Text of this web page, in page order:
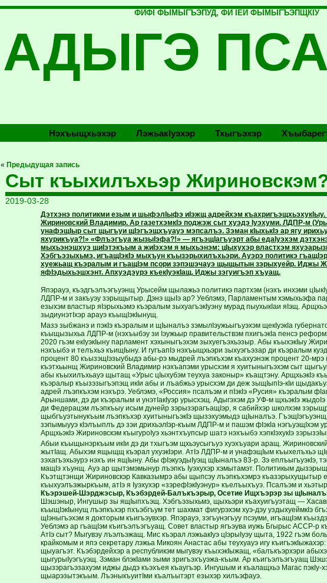
ФИФI ФЫМЫГЪЭПУД, ФИ IЕЙ ФЫМЫГЪЭПЩКIУ
АДЫГЭ
Нэхъыщхьэхэр Лэжьакlуэхэр Тхыгъэхэр
« Предыдущая запись
Сыт къыхилъхьэр
2019-03-28
Дэтхэнэ политикми езым и шыфэлIыфэ иIэжщ адрейхэм
Жириновский Владимир. Ар газетхэмкIэ поджэж сыт хуэдэ Iуэхуми. ЛДПР-м
унафэщIыр сыт щыгъуи щIэгъэщхъуауэ мэпсалъэ. Зэман кIыхькIэ ар ягу
яхурикъуа?!» «Флъэгъуа жызыIэфа?!» — ягъэщIагъуэрт абы едаIуэхэм
мыхьэнэшхуэ щиIэтэкъым а жиIэхэм я мыхьэнэм: цIыхухэр властхэм
Хэбгъэзыхьмэ, игъащIэкIэ мыхъун къызэрыхилъхьэри. Ауэрэ политикэ
хуежьащ къэралым и гъащIэм псори зэпэшэчауэ щыщытын зэрыхуейр. Иджы
яфIэдыхьэшхэнт. Апхуэдэурэ къекIуэкIащ. Иджы зэгуигъэп хъуащ.
Япэрауэ, къэдгъэлъэгъуэнщ Урысейм щылажьэ политикэ партхэм (нэхъ инхэми
ЛДПР-м и закъуэу зэрыщытыр. Дэнэ щыIэ ар? Уеблэмэ, Парламентым хэмыхьэфа
езыхэм властыр яIэрыхьэмэ къэралым зыхуагъэкIуэну мурад пыухыкIаи яIэщ.
зыдиунэтIхэр арауэ къыщIэкIынущ.
Мазэ зыбжанэ и пэкIэ къэралым и щIыналъэ зэмылIэужьыгъуэхэм щекIуэкIа
къыщызыхьа ЛДПР-м (нэхъыбэу зи Iэужьыр правительствэм пхигъэкIа пенсэ
2020 гъэм екIуэкIыну парламент хэхыныгъэхэм зыхуегъэхьэзыр. Абы къыхэкIыу
нэхъыбэ и телъхьэ къищIыну. И гугъапIэ нэхъыщхьэри зыхуэгъэзар ди къэралым
процент 80 къызэщIэзыубыдэ абы-рэ мыдрей лъэпкъхэм къахуэнэж процент 20-мрэ
къэтхьынщ Жириновский Владимир нэхъапэми урысхэм я хуитыныгъэхэм сыт
абы къыхилъхьауэ щытащ «Урыс цIыхубэм теухуа законыр» къащтэну. АрщхьэкIэ
къэралыр къызэзыгъэпэщ икIи абы и лъабжьэ урысхэм ди деж зыщIыпIэ-кIи
адрей лъэпкъхэм нэхърэ. Уеблэмэ, «Россия» псалъэм и пIэкIэ «Русия» къэралым
Арыншами, дэ ди къэралым и унэтIакIуэр урысхэщ. Адыгэхэм дэ УФ-м щхьэкIэ
ди Федерацэм лъэпкъыу исым дунейр зэрызэрагъащIэр, я сабийхэр школхэм
щыбгъуэтынукъым лъэпкъхэр хуитыныгъэкIэ щызэхуэмыдэ щIыналъэ.
зэпымыууэ кIэлъыплъ дэ зэи дрихьэлIэр-къым ЛДПР-м и пашэм фIэкIа нэгъуэщIхэм
АрщхьэкIэ Жириновскэм къыгуроIуэ хьэнтхъупсыр шатэ нэхъыбэ хэпкIэхукIэ
Абыи къыщынэркъым икIи дэ ди тхыгъэм щхьэусыгъуэ хуэхъуари аращ.
жытIащ. Абыхэм ящыщщ къэрал ухуэкIэри. АтIэ ЛДПР-м и унафэщIым къыхелъхьэ
зэхагъэхьэурэ нэхъ ин ящIыну. Абы фIэкуэдыIуэщ щIыналъэ 83-р. Зэ еплъыгъуэкIэ,
мащIэ хъунщ. Ауэ ар щытэмэмынур лъэпкъ Iуэхухэр хэмытамэт. Политикым
Къэтщтэнщи Жириновскэр Кавказымрэ абы щыпсэу лъэпкъхэмрэ
къыхуэлъэжыркъым, атIэ я Iуэхухэр «зэрефIэкIуэнур» къелъыхъуэ. Псалъэм и
Къэрэшей-Шэрджэсыр, Къэбэрдей-Балъкъэрыр, Осетие Ищхъэрэр зы
Шэшэныр, Ингушыр зы ящIыпхъэщ. Хэбгъэзыхьмэ, щыхьэри къахуигъуэтащ —
къыщIэкIынущ лъэпкъхэр пхъэбгъум тет шахмат фигурэхэм хуэ-дэу уздыхуеймкIэ
щIэныгъэхэм я докторым къигъэувхэр. Япэрауэ, зэгъунэгъуу псэуми, игъащIэм
Уеблэмэ ар гъащIэм къигъэлъэгъуащ. Совет властыр ягъэува иужь Бгырыс АССР-р
АтIэ сыт? Мыгувэу лъэлъэжащ. Мис къэрал лэжьакIуэ цIэрыIуэу щыта, 1922 гъэм
крайкомым и япэ секретару лэжьа Микоян Анастас абы теухуауэ игу
щыуагъэт. Къэбэрдейхэр а республикэм мыгувэу къыхэкIыжащ, «балъкъэрхэри
щыгурыIуэгъуэщ. Зэман блэкIами зыми зригъэхъуэжа-къым. Ар къигъэлъэгъуащ
щызэрагъэзахуэм иджы дыдэ къэхъея къаугъэр. Ингушым и къалащхьэ Магас
щыарэзытэкъым. ЛъэныкъуитIми къалъытэрт езыхэр хилъэфауэ.